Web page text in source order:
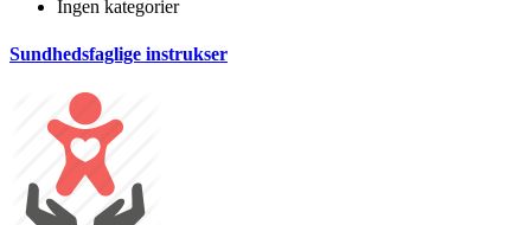
Ingen kategorier
Sundhedsfaglige instrukser